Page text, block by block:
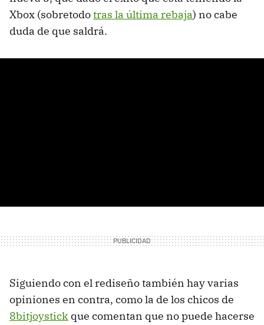
Xbox (sobretodotras la última rebaja) no cabe
duda de que saldrá.
Siguiendo con el rediseño también hay varias
opiniones en contra, como la de los chicos de
8bitjoystick que comentan que no puede hacerse